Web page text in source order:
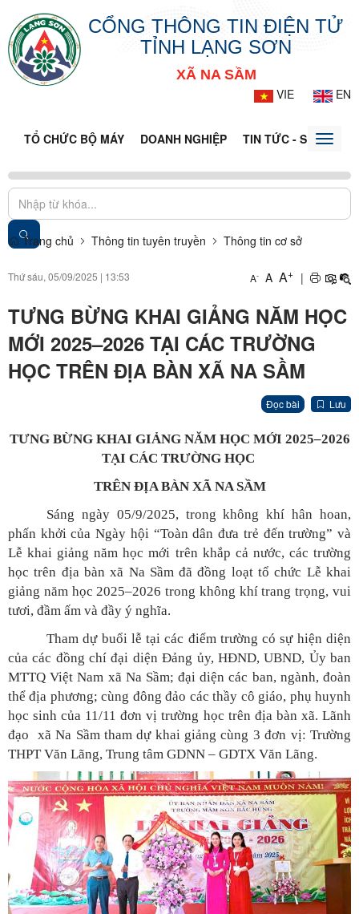
CỔNG THÔNG TIN ĐIỆN TỬ
TỈNH LẠNG SƠN
XÃ NA SẦM
VIE
EN
TỔ CHỨC BỘ MÁY DOANH NGHIỆP TIN TỨC - SỰ KIỆNToggle
Trang chủ Thông tin tuyên truyền Thông tin cơ sở
Thứ sáu, 05/09/2025 | 13:53 A- A A+ |
TƯNG BỪNG KHAI GIẢNG NĂM HỌC
MỚI 2025–2026 TẠI CÁC TRƯỜNG
HỌC TRÊN ĐỊA BÀN XÃ NA SẦM
Đọc bài Lưu
TƯNG BỪNG KHAI GIẢNG NĂM HỌC MỚI 2025–2026
TẠI CÁC TRƯỜNG HỌC
TRÊN ĐỊA BÀN XÃ NA SẦM
Sáng ngày 05/9/2025, trong không khí hân hoan,
phấn khởi của Ngày hội “Toàn dân đưa trẻ đến trường” và
Lễ khai giảng năm học mới trên khắp cả nước, các trường
học trên địa bàn xã Na Sầm đã đồng loạt tổ chức Lễ khai
giảng năm học 2025–2026 trong không khí trang trọng, vui
tươi, đầm ấm và đầy ý nghĩa.
Tham dự buổi lễ tại các điểm trường có sự hiện diện
của các đồng chí đại diện Đảng ủy, HĐND, UBND, Ủy ban
MTTQ Việt Nam xã Na Sầm; đại diện các ban, ngành, đoàn
thể địa phương; cùng đông đảo các thầy cô giáo, phụ huynh
học sinh của 11/11 đơn vị trường học trên địa bàn xã. Lãnh
đạo xã Na Sầm tham dự khai giảng cùng 3 đơn vị: Trường
THPT Văn Lãng, Trung tâm GDNN – GDTX Văn Lãng.